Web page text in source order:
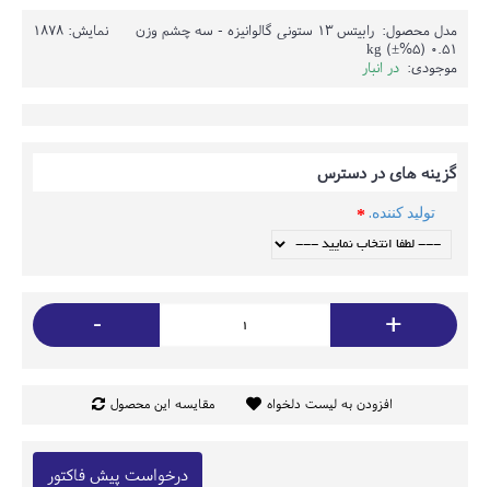
نمایش: 1878 مدل محصول:
رابیتس 13 ستونی گالوانیزه - سه چشم وزن
0.51 (5%±) kg
موجودی: در انبار
گزینه های در دسترس
تولید کننده.
- +
افزودن به لیست دلخواه مقایسه این محصول
درخواست پیش فاکتور